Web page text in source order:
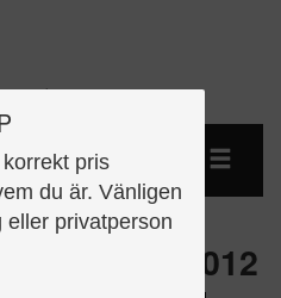
pris
du är. Vänligen
eller privatperson
rev 2012